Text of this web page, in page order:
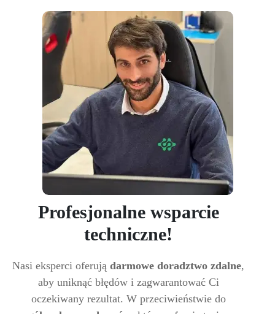
Profesjonalne wsparcie
techniczne!
Nasi eksperci oferują darmowe doradztwo zdalne,
aby uniknąć błędów i zagwarantować Ci
oczekiwany rezultat. W przeciwieństwie do